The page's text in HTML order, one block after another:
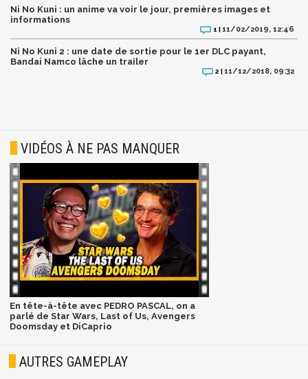
Ni No Kuni : un anime va voir le jour, premières images et
informations
1 | 11/02/2019, 12:46
Ni No Kuni 2 : une date de sortie pour le 1er DLC payant,
Bandai Namco lâche un trailer
2 | 11/12/2018, 09:32
VIDÉOS À NE PAS MANQUER
En tête-à-tête avec PEDRO PASCAL, on a
parlé de Star Wars, Last of Us, Avengers
Doomsday et DiCaprio
AUTRES GAMEPLAY